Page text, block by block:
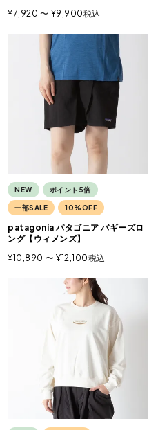
¥7,920 〜 ¥9,900税込
NEW ポイント5倍
一部SALE 10%OFF
patagonia パタゴニア バギーズロ
ング【ウィメンズ】
¥10,890 〜 ¥12,100税込